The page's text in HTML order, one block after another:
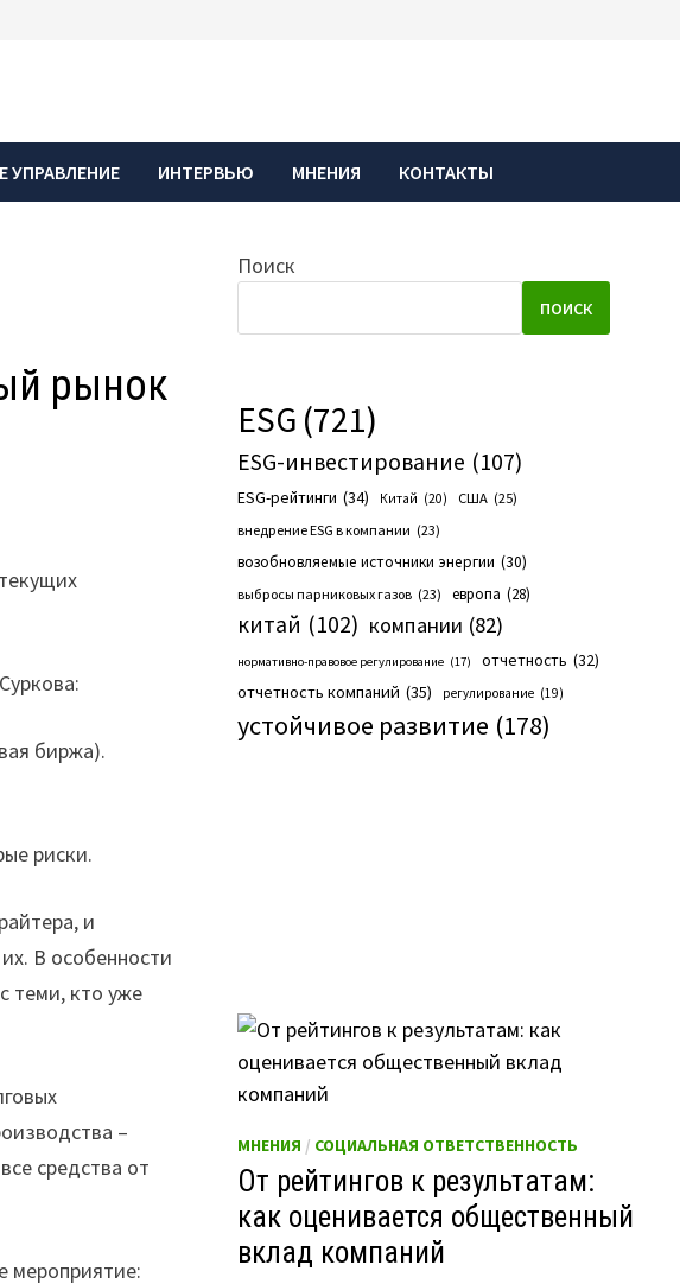
УПРАВЛЕНИЕ ИНТЕРВЬЮ МНЕНИЯ КОНТАКТЫ
рынок
биржа).
риски.
и
В особенности
теми, кто уже
–
средства от
мероприятие:
Поиск
ПОИСК
ESG (721)
ESG-инвестирование (107)
ESG-рейтинги (34) Китай (20) США (25)
внедрение ESG в компании (23)
возобновляемые источники энергии (30)
выбросы парниковых газов (23) европа (28)
китай (102) компании (82)
нормативно-правовое регулирование (17) отчетность (32)
отчетность компаний (35) регулирование (19)
устойчивое развитие (178)
МНЕНИЯ / СОЦИАЛЬНАЯ ОТВЕТСТВЕННОСТЬ
От рейтингов к результатам:
как оценивается общественный
вклад компаний